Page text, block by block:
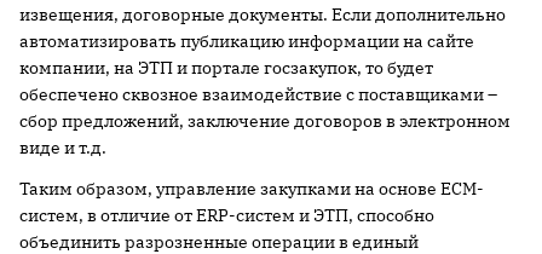
извещения, договорные документы. Если дополнительно
автоматизировать публикацию информации на сайте
компании, на ЭТП и портале госзакупок, то будет
обеспечено сквозное взаимодействие с поставщиками –
сбор предложений, заключение договоров в электронном
виде и т.д.
Таким образом, управление закупками на основе ECM-
систем, в отличие от ERP-систем и ЭТП, способно
объединить разрозненные операции в единый